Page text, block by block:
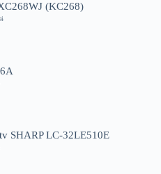
(KC268)
SHARP LC-32LE510E